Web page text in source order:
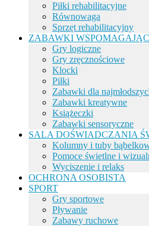
Piłki rehabilitacyjne
Równowaga
Sprzęt rehabilitacyjny
ZABAWKI
Gry logiczne
Gry zręcznościowe
Klocki
Piłki
Zabawki dla
Zabawki kreatywne
Książeczki
Zabawki sensoryczne
SALA DOŚWIADCZANIA
Kolumny i tuby
Pomoce świetlne i
Wyciszenie i relaks
OCHRONA OSOBISTA
SPORT
Gry sportowe
Pływanie
Zabawy ruchowe